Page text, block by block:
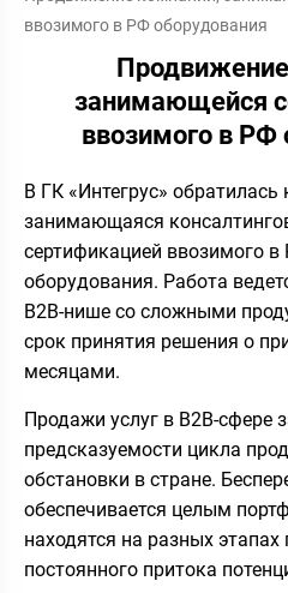
ввозимого в РФ оборудования
занимающейся
ввозимого в РФ
В ГК «Интегрус»
занимающаяся
сертификацией ввозимого
оборудования. Работа
B2B-нише со сложными
срок принятия решения о
месяцами.
Продажи услуг в В2В-сфере
предсказуемости цикла
обстановки в стране.
обеспечивается целым
находятся на разных этапах
постоянного притока